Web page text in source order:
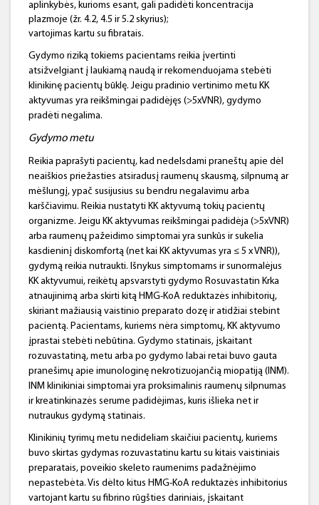
aplinkybės, kurioms esant, gali padidėti koncentracija
plazmoje (žr. 4.2, 4.5 ir 5.2 skyrius);
vartojimas kartu su fibratais.
Gydymo riziką tokiems pacientams reikia įvertinti
atsižvelgiant į laukiamą naudą ir rekomenduojama stebėti
klinikinę pacientų būklę. Jeigu pradinio vertinimo metu KK
aktyvumas yra reikšmingai padidėjęs (>5xVNR), gydymo
pradėti negalima.
Gydymo metu
Reikia paprašyti pacientų, kad nedelsdami praneštų apie dėl
neaiškios priežasties atsiradusį raumenų skausmą, silpnumą ar
mėšlungį, ypač susijusius su bendru negalavimu arba
karščiavimu. Reikia nustatyti KK aktyvumą tokių pacientų
organizme. Jeigu KK aktyvumas reikšmingai padidėja (>5xVNR)
arba raumenų pažeidimo simptomai yra sunkūs ir sukelia
kasdieninį diskomfortą (net kai KK aktyvumas yra ≤ 5 x VNR)),
gydymą reikia nutraukti. Išnykus simptomams ir sunormalėjus
KK aktyvumui, reikėtų apsvarstyti gydymo Rosuvastatin Krka
atnaujinimą arba skirti kitą HMG-KoA reduktazės inhibitorių,
skiriant mažiausią vaistinio preparato dozę ir atidžiai stebint
pacientą. Pacientams, kuriems nėra simptomų, KK aktyvumo
įprastai stebėti nebūtina. Gydymo statinais, įskaitant
rozuvastatiną, metu arba po gydymo labai retai buvo gauta
pranešimų apie imunologinę nekrotizuojančią miopatiją (INM).
INM klinikiniai simptomai yra proksimalinis raumenų silpnumas
ir kreatinkinazės serume padidėjimas, kuris išlieka net ir
nutraukus gydymą statinais.
Klinikinių tyrimų metu nedideliam skaičiui pacientų, kuriems
buvo skirtas gydymas rozuvastatinu kartu su kitais vaistiniais
preparatais, poveikio skeleto raumenims padažnėjimo
nepastebėta. Vis dėlto kitus HMG-KoA reduktazės inhibitorius
vartojant kartu su fibrino rūgšties dariniais, įskaitant